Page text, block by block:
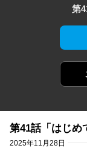
第
第41話「はじめ
2025年11月28日